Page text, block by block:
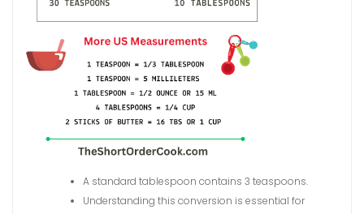
A standard tablespoon contains 3 teaspoons.
Understanding this conversion is essential for